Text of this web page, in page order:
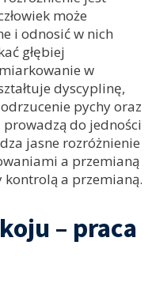
może
i odnosić w nich
głębiej
w
dyscyplinę,
pychy oraz
do jedności
jasne rozróżnienie
a przemianą
a przemianą.
– praca